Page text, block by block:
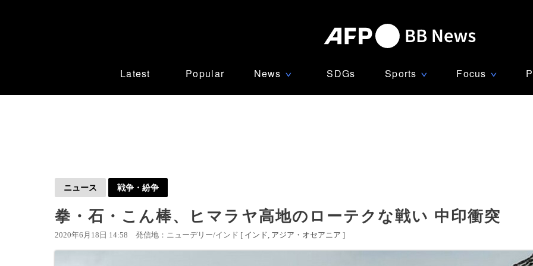
Latest Popular News ∨ SDGs Sports ∨ Focus ∨
ニュース 戦争・紛争
拳・石・こん棒、ヒマラヤ高地のローテクな戦い 中印衝突
2020年6月18日 14:58 発信地：ニューデリー/インド [ インド アジア・オセアニア ]